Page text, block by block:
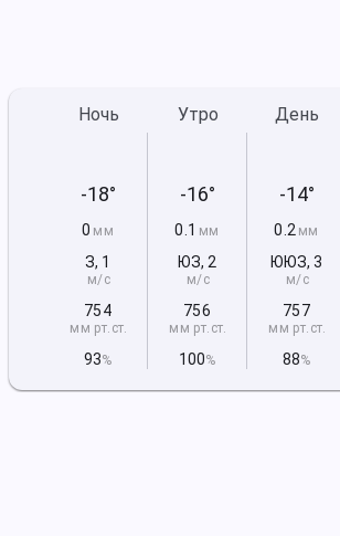
Ночь
-18°
0 мм
З, 1
м/с
754
мм рт.ст.
93%
Утро
-16°
0.1 мм
ЮЗ, 2
м/с
756
мм рт.ст.
100%
День
-14°
0.2 мм
ЮЮЗ,3
м/с
757
мм рт.ст.
88%